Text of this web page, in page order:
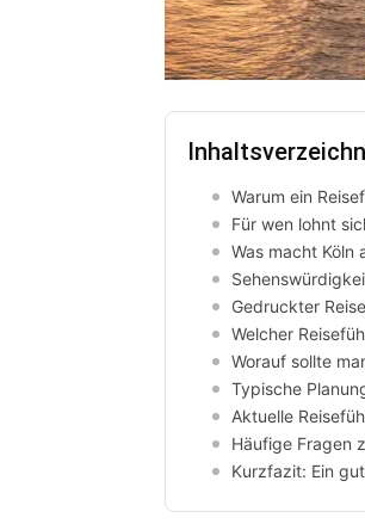
Warum ein
Für wen lohnt
Was macht Köln
Gedruckter
Welcher
Worauf sollte
Typische
Aktuelle
Häufige Fragen
Kurzfazit: Ein